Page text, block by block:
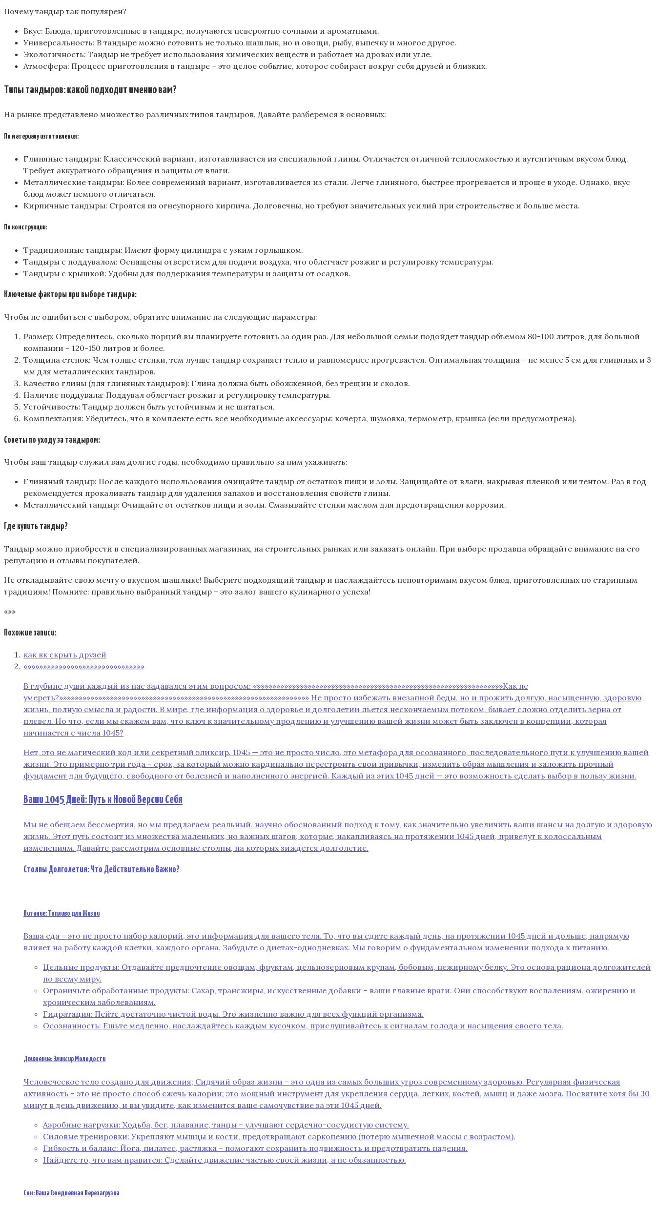
Почему тандыр так популярен?
Вкус: Блюда, приготовленные в тандыре, получаются невероятно сочными и ароматными.
Универсальность: В тандыре можно готовить не только шашлык, но и овощи, рыбу, выпечку и многое другое.
Экологичность: Тандыр не требует использования химических веществ и работает на дровах или угле.
Атмосфера: Процесс приготовления в тандыре – это целое событие, которое собирает вокруг себя друзей и близких.
Типы тандыров: какой подходит именно вам?
На рынке представлено множество различных типов тандыров. Давайте разберемся в основных:
По материалу изготовления:
Глиняные тандыры: Классический вариант, изготавливается из специальной глины. Отличается отличной теплоемкостью и аутентичным вкусом блюд.
Требует аккуратного обращения и защиты от влаги.
Металлические тандыры: Более современный вариант, изготавливается из стали. Легче глиняного, быстрее прогревается и проще в уходе. Однако, вкус
блюд может немного отличаться.
Кирпичные тандыры: Строятся из огнеупорного кирпича. Долговечны, но требуют значительных усилий при строительстве и больше места.
По конструкции:
Традиционные тандыры: Имеют форму цилиндра с узким горлышком.
Тандыры с поддувалом: Оснащены отверстием для подачи воздуха, что облегчает розжиг и регулировку температуры.
Тандыры с крышкой: Удобны для поддержания температуры и защиты от осадков.
Ключевые факторы при выборе тандыра:
Чтобы не ошибиться с выбором, обратите внимание на следующие параметры:
Размер: Определитесь, сколько порций вы планируете готовить за один раз. Для небольшой семьи подойдет тандыр объемом 80-100 литров, для большой
компании – 120-150 литров и более.
Толщина стенок: Чем толще стенки, тем лучше тандыр сохраняет тепло и равномернее прогревается. Оптимальная толщина – не менее 5 см для глиняных и 3
мм для металлических тандыров.
Качество глины (для глиняных тандыров): Глина должна быть обожженной, без трещин и сколов.
Наличие поддувала: Поддувал облегчает розжиг и регулировку температуры.
Устойчивость: Тандыр должен быть устойчивым и не шататься.
Комплектация: Убедитесь, что в комплекте есть все необходимые аксессуары: кочерга, шумовка, термометр, крышка (если предусмотрена).
Советы по уходу за тандыром:
Чтобы ваш тандыр служил вам долгие годы, необходимо правильно за ним ухаживать:
Глиняный тандыр: После каждого использования очищайте тандыр от остатков пищи и золы. Защищайте от влаги, накрывая пленкой или тентом. Раз в год
рекомендуется прокаливать тандыр для удаления запахов и восстановления свойств глины.
Металлический тандыр: Очищайте от остатков пищи и золы. Смазывайте стенки маслом для предотвращения коррозии.
Где купить тандыр?
Тандыр можно приобрести в специализированных магазинах, на строительных рынках или заказать онлайн. При выборе продавца обращайте внимание на его
репутацию и отзывы покупателей.
Не откладывайте свою мечту о вкусном шашлыке! Выберите подходящий тандыр и наслаждайтесь неповторимым вкусом блюд, приготовленных по старинным
традициям! Помните: правильно выбранный тандыр – это залог вашего кулинарного успеха!
«»»
Похожие записи:
как вк скрыть друзей
«»»»»»»»»»»»»»»»»»»»»»»»»»»»»»»
В глубине души каждый из нас задавался этим вопросом: «»»»»»»»»»»»»»»»»»»»»»»»»»»»»»»»»»»»»»»»»»»»»»»»»»»»»»»»»»»»»»»»Как не
умереть?»»»»»»»»»»»»»»»»»»»»»»»»»»»»»»»»»»»»»»»»»»»»»»»»»»»»»»»»»»»»»»»» Не просто избежать внезапной беды, но и прожить долгую, насыщенную, здоровую
жизнь, полную смысла и радости. В мире, где информация о здоровье и долголетии льется нескончаемым потоком, бывает сложно отделить зерна от
плевел. Но что, если мы скажем вам, что ключ к значительному продлению и улучшению вашей жизни может быть заключен в концепции, которая
начинается с числа 1045?
Нет, это не магический код или секретный эликсир. 1045 — это не просто число, это метафора для осознанного, последовательного пути к улучшению вашей
жизни. Это примерно три года – срок, за который можно кардинально перестроить свои привычки, изменить образ мышления и заложить прочный
фундамент для будущего, свободного от болезней и наполненного энергией. Каждый из этих 1045 дней — это возможность сделать выбор в пользу жизни.
Ваши 1045 Дней: Путь к Новой Версии Себя
Мы не обещаем бессмертия, но мы предлагаем реальный, научно обоснованный подход к тому, как значительно увеличить ваши шансы на долгую и здоровую
жизнь. Этот путь состоит из множества маленьких, но важных шагов, которые, накапливаясь на протяжении 1045 дней, приведут к колоссальным
изменениям. Давайте рассмотрим основные столпы, на которых зиждется долголетие.
Столпы Долголетия: Что Действительно Важно?
Питание: Топливо для Жизни
Ваша еда – это не просто набор калорий, это информация для вашего тела. То, что вы едите каждый день, на протяжении 1045 дней и дольше, напрямую
влияет на работу каждой клетки, каждого органа. Забудьте о диетах-однодневках. Мы говорим о фундаментальном изменении подхода к питанию.
Цельные продукты: Отдавайте предпочтение овощам, фруктам, цельнозерновым крупам, бобовым, нежирному белку. Это основа рациона долгожителей
по всему миру.
Ограничьте обработанные продукты: Сахар, трансжиры, искусственные добавки – ваши главные враги. Они способствуют воспалениям, ожирению и
хроническим заболеваниям.
Гидратация: Пейте достаточно чистой воды. Это жизненно важно для всех функций организма.
Осознанность: Ешьте медленно, наслаждайтесь каждым кусочком, прислушивайтесь к сигналам голода и насыщения своего тела.
Движение: Эликсир Молодости
Человеческое тело создано для движения; Сидячий образ жизни – это одна из самых больших угроз современному здоровью. Регулярная физическая
активность – это не просто способ сжечь калории; это мощный инструмент для укрепления сердца, легких, костей, мышц и даже мозга. Посвятите хотя бы 30
минут в день движению, и вы увидите, как изменится ваше самочувствие за эти 1045 дней.
Аэробные нагрузки: Ходьба, бег, плавание, танцы – улучшают сердечно-сосудистую систему.
Силовые тренировки: Укрепляют мышцы и кости, предотвращают саркопению (потерю мышечной массы с возрастом).
Гибкость и баланс: Йога, пилатес, растяжка – помогают сохранить подвижность и предотвратить падения.
Найдите то, что вам нравится: Сделайте движение частью своей жизни, а не обязанностью.
Сон: Ваша Ежедневная Перезагрузка